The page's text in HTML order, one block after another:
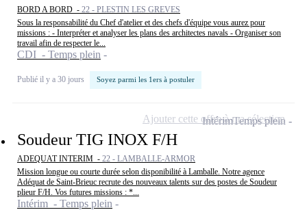
BORD A BORD - 22 - PLESTIN LES GREVES
Sous la responsabilité du Chef d'atelier et des chefs d'équipe vous aurez pour
missions : - Interpréter et analyser les plans des architectes navals - Organiser son
travail afin de respecter le...
CDI - Temps plein
Publié il y a 30 jours Soyez parmi les 1ers à postuler
Soudeur TIG INOX F/H
ADEQUAT INTERIM - 22 - LAMBALLE-ARMOR
Mission longue ou courte durée selon disponibilité à Lamballe. Notre agence
Adéquat de Saint-Brieuc recrute des nouveaux talents sur des postes de Soudeur
plieur F/H. Vos futures missions : *...
Intérim - Temps plein
IntérimTemps plein
Ajouter cette offre à ma sélection